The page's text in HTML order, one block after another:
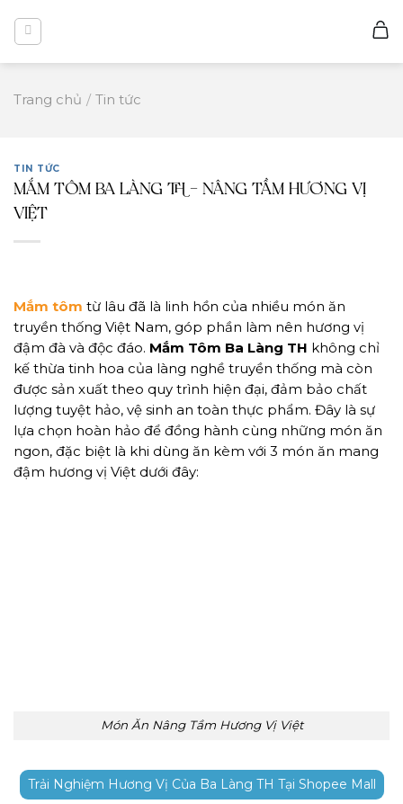
content
Trang chủ / Tin tức
TIN TỨC
MẮM TÔM BA LÀNG TH – NÂNG TẦM HƯƠNG VỊ
VIỆT
Mắm tôm từ lâu đã là linh hồn của nhiều món ăn
truyền thống Việt Nam, góp phần làm nên hương vị
đậm đà và độc đáo. Mắm Tôm Ba Làng TH không chỉ
kế thừa tinh hoa của làng nghề truyền thống mà còn
được sản xuất theo quy trình hiện đại, đảm bảo chất
lượng tuyệt hảo, vệ sinh an toàn thực phẩm. Đây là sự
lựa chọn hoàn hảo để đồng hành cùng những món ăn
ngon, đặc biệt là khi dùng ăn kèm với 3 món ăn mang
đậm hương vị Việt dưới đây:
Món Ăn Nâng Tầm Hương Vị Việt
Trải Nghiệm Hương Vị Của Ba Làng TH Tại Shopee Mall